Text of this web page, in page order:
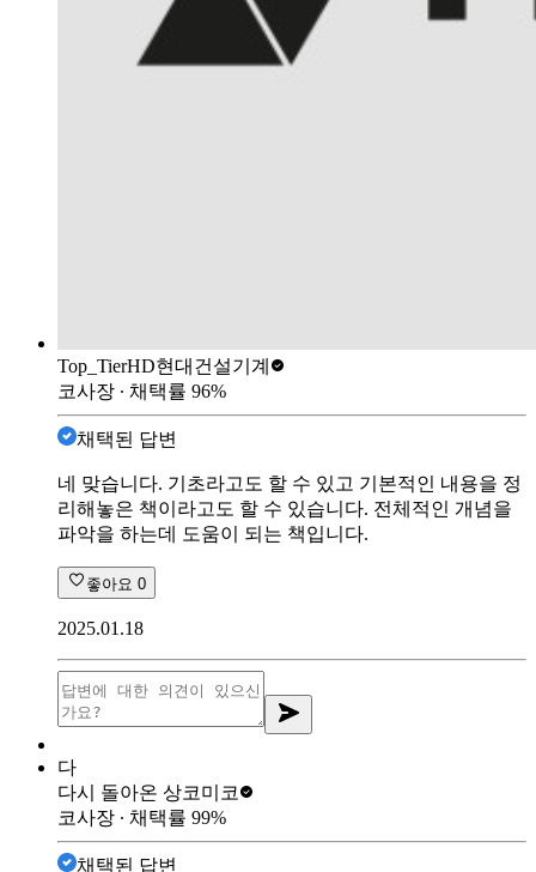
Top_TierHD현대건설기계
코사장 ∙ 채택률 96%
채택된 답변
네 맞습니다. 기초라고도 할 수 있고 기본적인 내용을 정
리해놓은 책이라고도 할 수 있습니다. 전체적인 개념을
파악을 하는데 도움이 되는 책입니다.
좋아요 0
2025.01.18
다
다시 돌아온 상코미코
코사장 ∙ 채택률 99%
채택된 답변